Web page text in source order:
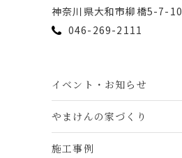
神奈川県⼤和市柳橋5-7-10
046-269-2111
イベント・お知らせ
やまけんの家づくり
施工事例